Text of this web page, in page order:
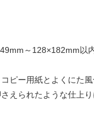
～128×182mm以内
ピー用紙とよくにた
えられたような仕上り